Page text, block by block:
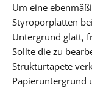
Um eine
Styroporplatten
Untergrund glatt,
Sollte die zu
Strukturtapete
Papieruntergrund